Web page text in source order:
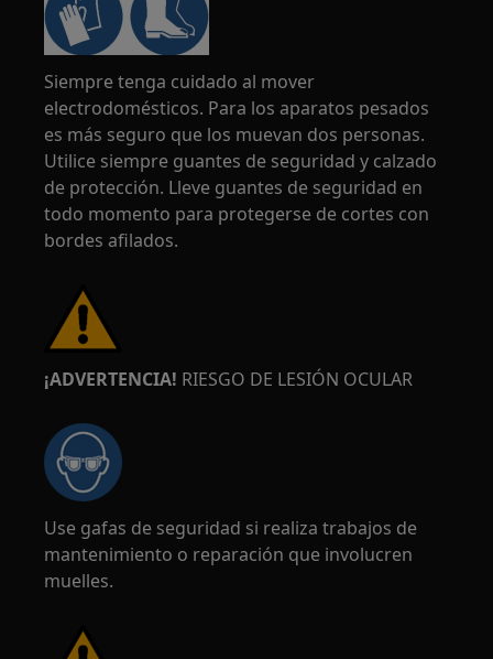
Siempre tenga cuidado al mover
electrodomésticos. Para los aparatos pesados
es más seguro que los muevan dos personas.
Utilice siempre guantes de seguridad y calzado
de protección. Lleve guantes de seguridad en
todo momento para protegerse de cortes con
bordes afilados.
¡ADVERTENCIA! RIESGO DE LESIÓN OCULAR
Use gafas de seguridad si realiza trabajos de
mantenimiento o reparación que involucren
muelles.